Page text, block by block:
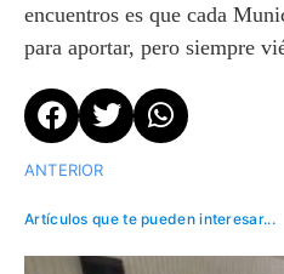
encuentros es que cada
para aportar, pero siempre
ANTERIOR
Artículos que te pueden interesar...